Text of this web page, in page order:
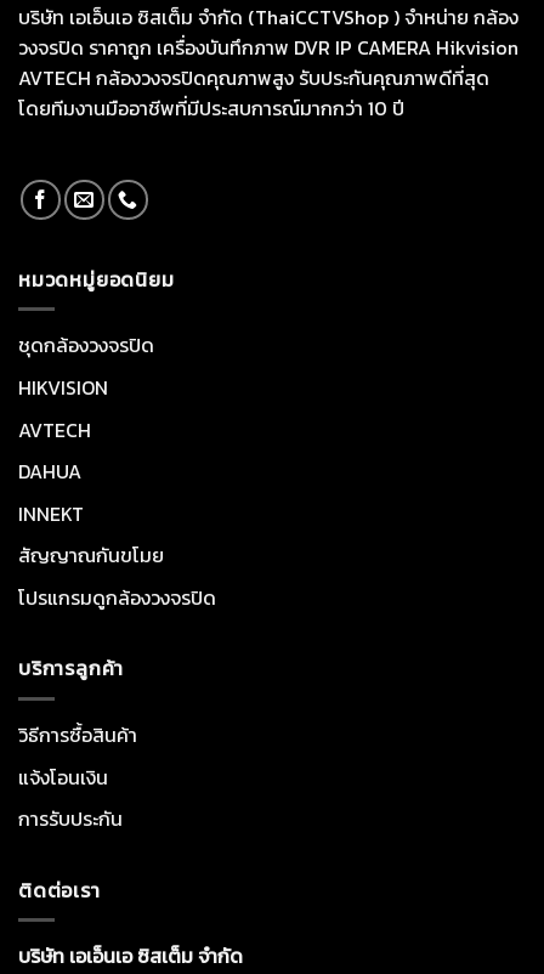
บริษัท เอเอ็นเอ ซิสเต็ม จำกัด (ThaiCCTVShop ) จำหน่าย กล้อง
วงจรปิด ราคาถูก เครื่องบันทึกภาพ DVR IP CAMERA Hikvision
AVTECH กล้องวงจรปิดคุณภาพสูง รับประกันคุณภาพดีที่สุด
โดยทีมงานมืออาชีพที่มีประสบการณ์มากกว่า 10 ปี
หมวดหมู่ยอดนิยม
ชุดกล้องวงจรปิด
HIKVISION
AVTECH
DAHUA
INNEKT
สัญญาณกันขโมย
โปรแกรมดูกล้องวงจรปิด
บริการลูกค้า
วิธีการซื้อสินค้า
แจ้งโอนเงิน
การรับประกัน
ติดต่อเรา
บริษัท เอเอ็นเอ ซิสเต็ม จำกัด